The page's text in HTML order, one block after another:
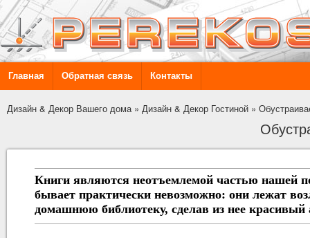
Главная Обратная связь Контакты
Дизайн & Декор Вашего дома» Дизайн & Декор Гостиной »
Книги являются неотъемлемой частью нашей
бывает практически невозможно: они лежат
домашнюю библиотеку, сделав из нее красивый